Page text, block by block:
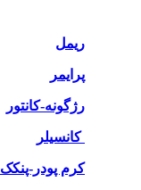
ریمل
پرایمر
رژگونه-کانتور
کانسیلر
کرم پودر-پنکک